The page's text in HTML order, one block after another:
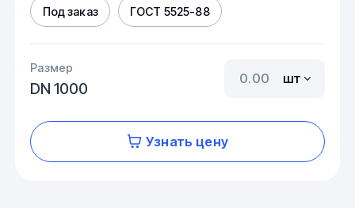
Под заказ ГОСТ 5525-88
Размер
DN 1000
шт
Узнать цену